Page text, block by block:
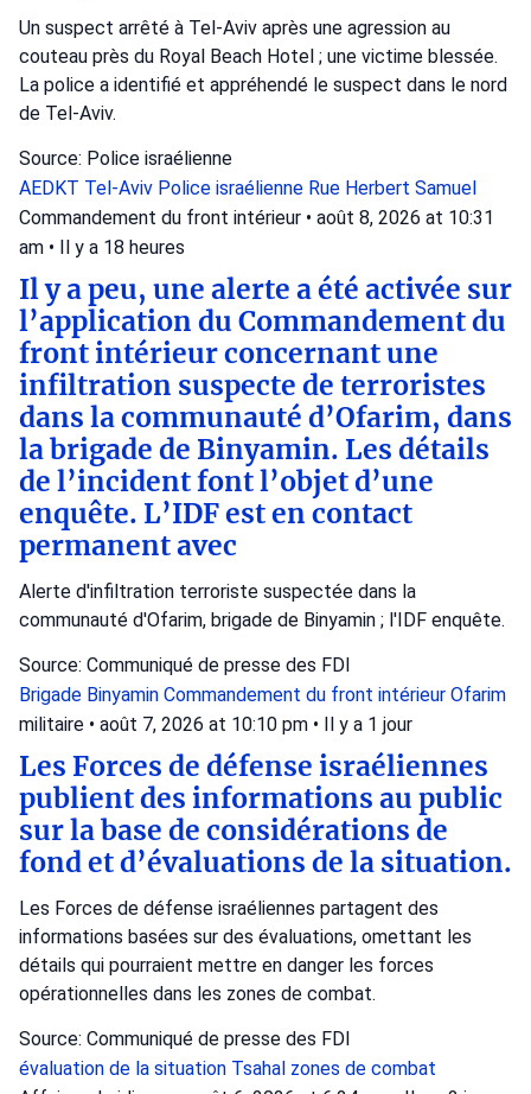
Un suspect arrêté à Tel-Aviv après une agression au
couteau près du Royal Beach Hotel ; une victime blessée.
La police a identifié et appréhendé le suspect dans le nord
de Tel-Aviv.
Source: Police israélienne
AEDKT Tel-Aviv Police israélienne Rue Herbert Samuel
Commandement du front intérieur • août 8, 2026 at 10:31
am • Il y a 18 heures
Il y a peu, une alerte a été activée sur
l’application du Commandement du
front intérieur concernant une
infiltration suspecte de terroristes
dans la communauté d’Ofarim, dans
la brigade de Binyamin. Les détails
de l’incident font l’objet d’une
enquête. L’IDF est en contact
permanent avec
Alerte d'infiltration terroriste suspectée dans la
communauté d'Ofarim, brigade de Binyamin ; l'IDF enquête.
Source: Communiqué de presse des FDI
Brigade Binyamin Commandement du front intérieur Ofarim
militaire • août 7, 2026 at 10:10 pm • Il y a 1 jour
Les Forces de défense israéliennes
publient des informations au public
sur la base de considérations de
fond et d’évaluations de la situation.
Les Forces de défense israéliennes partagent des
informations basées sur des évaluations, omettant les
détails qui pourraient mettre en danger les forces
opérationnelles dans les zones de combat.
Source: Communiqué de presse des FDI
évaluation de la situation Tsahal zones de combat